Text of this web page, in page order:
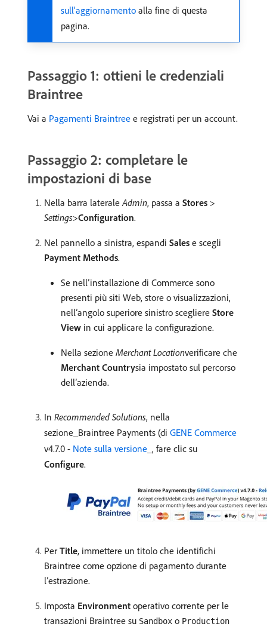
sull'aggiornamento alla fine di questa
pagina.
Passaggio 1: ottieni le credenziali
Braintree
Vai a Pagamenti Braintree e registrati per un account.
Passaggio 2: completare le
impostazioni di base
Nella barra lateraleAdmin, passa a Stores >
Settings>Configuration.
Nel pannello a sinistra, espandi Sales e scegli
Payment Methods.
Se nell’installazione di Commerce sono
presenti più siti Web, store o visualizzazioni,
nell’angolo superiore sinistro scegliere Store
View in cui applicare la configurazione.
Nella sezione Merchant Location​verificare che
Merchant Country​sia impostato sul percorso
dell’azienda.
In Recommended Solutions, nella
sezione_Braintree Payments (di GENE Commerce
v4.7.0 - Note sulla versione _, fare clic su
Configure.
Per Title, immettere un titolo che identifichi
Braintree come opzione di pagamento durante
l’estrazione.
Imposta Environment operativo corrente per le
transazioni Braintree su Sandbox o Production